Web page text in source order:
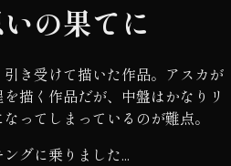
の果てに
き受けて描いた作品。アスカが
描く作品だが、中盤はかなりリ
ってしまっているのが難点。
グに乗りました...